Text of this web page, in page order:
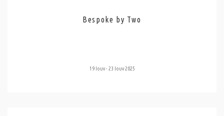
Bespoke by Two
19 Ιουν - 23 Ιουν 2025